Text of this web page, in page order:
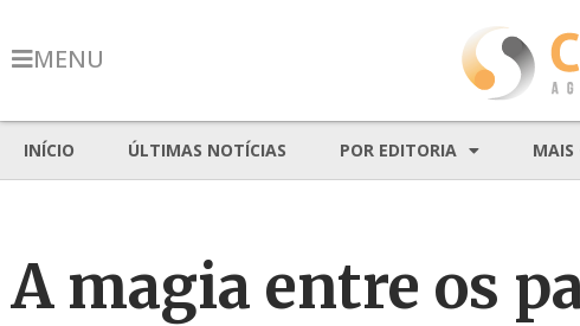
MENU
INÍCIO ÚLTIMAS NOTÍCIAS POR EDITORIA MAIS
A magia entre os